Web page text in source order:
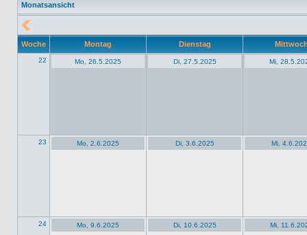
Monatsansicht
Woche Montag Dienstag
22 Mo, 26.5.2025 Di, 27.5.2025 Mi,
23 Mo, 2.6.2025 Di, 3.6.2025 Mi,
24 Mo, 9.6.2025 Di, 10.6.2025 Mi,